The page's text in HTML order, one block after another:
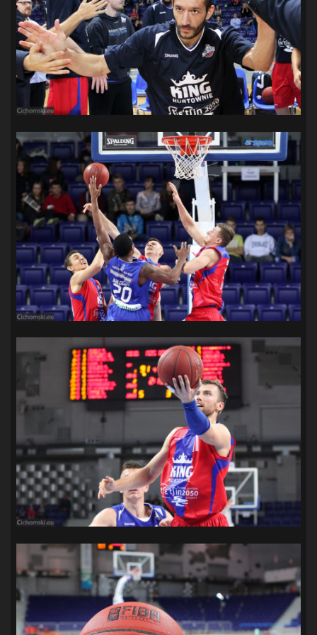
SANDRA SPA POGOŃ SZCZECIN(100) SIEDLECKA(63)
SPARING(110) SPR POGOŃ SZCZECIN(72)
SPÓJNIA STARGARD(35) STOCZNIA SZCZECIN(40)
SUPERLIGA KOBIET (58) SUPERLIGA MĘŻCZYZN (92)
TAURON LIGA KOBIET TENIS (26) TREFL SOPOT (26)
WYGRANA(43) ZAGŁĘBIE LUBIN(36) ŚLĄSK WROCŁAW (29)
ŚWIT SKOLWIN (111)
STAT4U